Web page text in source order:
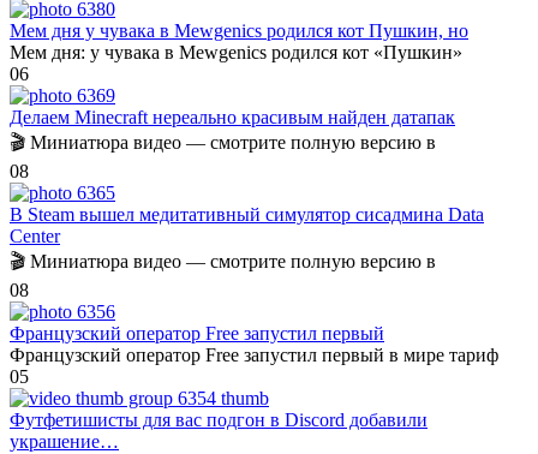
Мем дня у чувака в Mewgenics родился кот Пушкин, но
Мем дня: у чувака в Mewgenics родился кот «Пушкин»
06
Делаем Minecraft нереально красивым найден датапак
🎬 Миниатюра видео — смотрите полную версию в
08
В Steam вышел медитативный симулятор сисадмина Data
Center
🎬 Миниатюра видео — смотрите полную версию в
08
Французский оператор Free запустил первый
Французский оператор Free запустил первый в мире тариф
05
Футфетишисты для вас подгон в Discord добавили
украшение…